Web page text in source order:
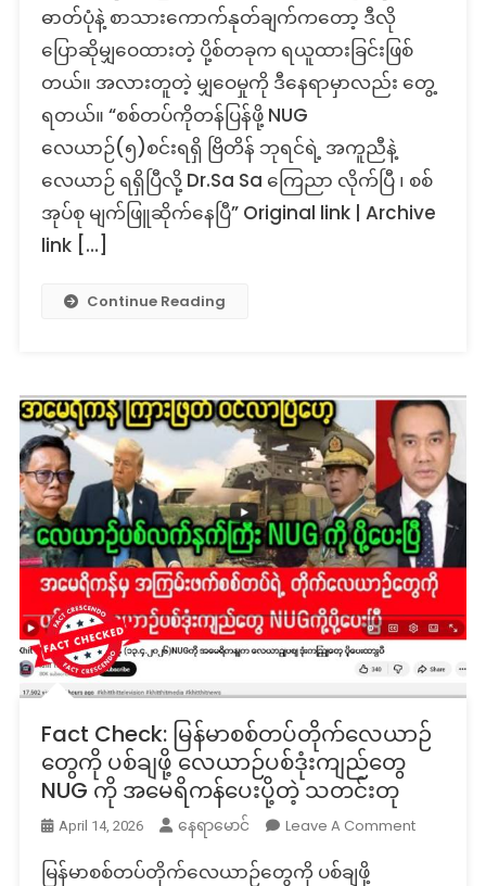
ဓာတ်ပုံနဲ့ စာသားကောက်နုတ်ချက်ကတော့ ဒီလို
ပြောဆိုမျှဝေထားတဲ့ ပို့စ်တခုက ရယူထားခြင်းဖြစ်
တယ်။ အလားတူတဲ့ မျှဝေမှုကို ဒီနေရာမှာလည်း တွေ့
ရတယ်။ “စစ်တပ်ကိုတန်ပြန်ဖို့ NUG
လေယာဉ်(၅)စင်းရရှိ ဗြိတိန် ဘုရင်ရဲ့ အကူညီနဲ့
လေယာဉ် ရရှိပြီလို့ Dr.Sa Sa ကြေညာ လိုက်ပြီ ၊ စစ်
အုပ်စု မျက်ဖြူဆိုက်နေပြီ” Original link | Archive
link […]
Continue Reading
Fact Check: မြန်မာစစ်တပ်တိုက်လေယာဉ်
တွေကို ပစ်ချဖို့ လေယာဉ်ပစ်ဒုံးကျည်တွေ
NUG ကို အမေရိကန်ပေးပို့တဲ့ သတင်းတု
April 14, 2026 နေရာမောင် Leave A CommentOn
မြန်မာစစ်တပ်တိုက်လေယာဉ်တွေကို ပစ်ချဖို့